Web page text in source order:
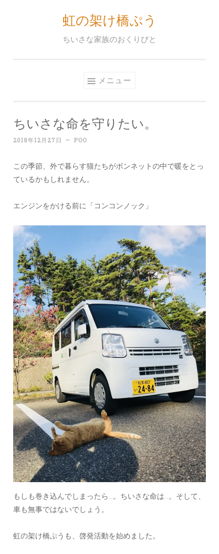
ッ
プ
虹の架け橋ぷう
ちいさな家族のおくりびと
メニュー
ちいさな命を守りたい。
2018年12月27日 ~ POO
この季節、外で暮らす猫たちがボンネットの中で暖をとっ
ているかもしれません。
エンジンをかける前に「コンコンノック」
もしも巻き込んでしまったら…。ちいさな命は…。そして、
車も無事ではないでしょう。
虹の架け橋ぷうも、啓発活動を始めました。